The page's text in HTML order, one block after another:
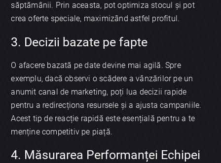
săptămânii. Prin aceasta, pot optimiza stocul și pot
crea oferte speciale, maximizând astfel profitul.
3. Decizii bazate pe fapte
O afacere bazată pe date devine mai agilă. Spre
exemplu, dacă observi o scădere a vânzărilor pe un
anumit canal de marketing, poți lua decizii rapide
pentru a redirecționa resursele și a ajusta campaniile.
Acest tip de reacție rapidă este esențială pentru a te
menține competitiv pe piață.
4. Măsurarea Performanței Echipei